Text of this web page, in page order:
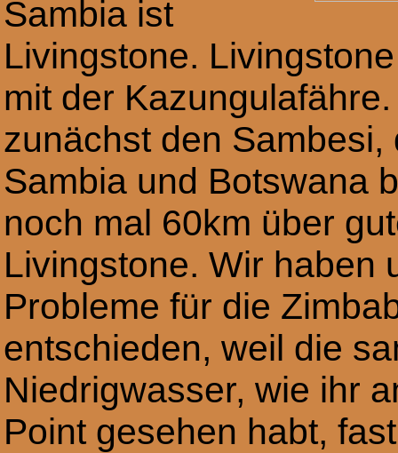
Sambia ist
Livingstone.
mit der
zunächst den
Sambia und Botswana
noch mal 60km über
Livingstone. Wir haben
Probleme für die
entschieden, weil die
Niedrigwasser, wie ihr
Point gesehen habt,